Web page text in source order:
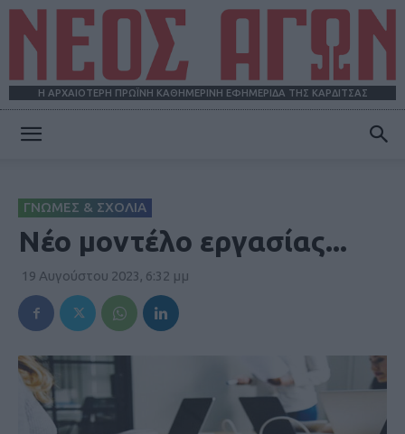
Η ΑΡΧΑΙΟΤΕΡΗ ΠΡΩΪΝΗ ΚΑΘΗΜΕΡΙΝΗ ΕΦΗΜΕΡΙΔΑ ΤΗΣ ΚΑΡΔΙΤΣΑΣ
ΓΝΩΜΕΣ & ΣΧΟΛΙΑ
Νέο μοντέλο εργασίας...
19 Αυγούστου 2023, 6:32 μμ